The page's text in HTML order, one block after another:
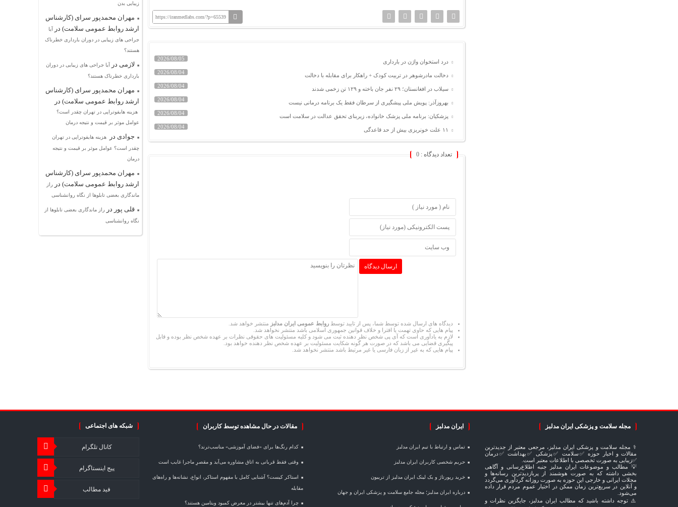
https://iranmedlabs.com/?p=65539
درد استخوان واژن در بارداری 2026/08/05
دخالت مادرشوهر در تربیت کودک + راهکار برای مقابله با دخالت 2026/08/04
سیلاب در افغانستان؛ ۲۹ نفر جان باخته و ۱۲۹ تن زخمی شدند 2026/08/04
بهروزآذر: پویش ملی پیشگیری از سرطان فقط یک برنامه درمانی نیست 2026/08/04
پزشکیان: برنامه ملی پزشک خانواده، زیربنای تحقق عدالت در سلامت است 2026/08/04
2026/08/04
تعداد دیدگاه : 0
دیدگاه های ارسال شده توسط شما، پس از تایید توسط روابط عمومی ایران مدلبز منتشر خواهد شد.
پیام هایی که حاوی تهمت یا افترا و خلاف قوانین جمهوری اسلامی باشد منتشر نخواهد شد.
لازم به یادآوری است که آی پی شخص نظر دهنده ثبت می شود و کلیه مسئولیت های حقوقی نظرات بر عهده شخص نظر بوده و قابل
پیگیری قضایی می باشد که در صورت هر گونه شکایت مسئولیت بر عهده شخص نظر دهنده خواهد بود.
پیام هایی که به غیر از زبان فارسی یا غیر مرتبط باشد منتشر نخواهد شد.
زیبایی بدن
مهران محمدپور سرای (کارشناس
ارشد روابط عمومی سلامت) در
آیا
جراحی های زیبایی در دوران بارداری خطرناک
هستند؟
لازمی در
آیا جراحی های زیبایی در دوران
بارداری خطرناک هستند؟
مهران محمدپور سرای (کارشناس
ارشد روابط عمومی سلامت) در
هزینه هایفوتراپی در تهران چقدر است؟
عوامل موثر بر قیمت و نتیجه درمان
جوادی در
هزینه هایفوتراپی در تهران
چقدر است؟ عوامل موثر بر قیمت و نتیجه
درمان
مهران محمدپور سرای (کارشناس
ارشد روابط عمومی سلامت) در
راز
ماندگاری بعضی تابلوها از نگاه روانشناسی
قلی پور در
راز ماندگاری بعضی تابلوها از
نگاه روانشناسی
مجله سلامت و پزشکی ایران مدلبز
⚕️ مجله سلامت و پزشکی ایران مدلبز، مرجعی معتبر از جدیدترین
مقالات و اخبار حوزه ✅سلامت ✅پزشکی ✅بهداشت ✅درمان
✅زیبایی به صورت تخصصی با اطلاعات معتبر است.
💡 مطالب و موضوعات ایران مدلبز جنبه اطلاع‌رسانی و آگاهی
بخشی داشته که به صورت هوشمند از پربازدیدترین رسانه‌ها و
مجلات ایرانی و خارجی این حوزه به صورت روزانه گردآوری می‌گردد
و آنلاین در سریع‌ترین زمان ممکن در اختیار عموم مردم قرار داده
می‌شود.
⚠️ توجه داشته باشید که مطالب ایران مدلبز، جایگزین نظرات و
ایران مدلبز
تماس و ارتباط با تیم ایران مدلبز
حریم شخصی کاربران ایران مدلبز
خرید رپورتاژ و بک لینک ایران مدلبز از تریبون
درباره ایران مدلبز؛ مجله جامع سلامت و پزشکی ایران و جهان
مقالات در حال مشاهده توسط کاربران
کدام رنگ‌ها برای «فضای آموزشی» مناسب‌ترند؟
وقتی فقط قربانی به اتاق مشاوره می‌آید و مقصرِ ماجرا غایب است
استاکر کیست؟ آشنایی کامل با مفهوم استاکر، انواع، نشانه‌ها و راه‌های
مقابله
چرا آدم‌های تنها بیشتر در معرض کمبود ویتامین هستند؟
شبکه های اجتماعی
کانال تلگرام
پیج اینستاگرام
فید مطالب